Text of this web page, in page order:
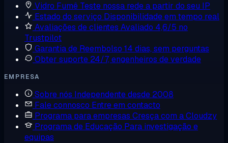
Vidro Fumê Teste nossa rede a partir do seu IP
Estado do serviço Disponibilidade em tempo real
Avaliações de clientes Avaliado 4,6/5 no
Trustpilot
Garantia de Reembolso 14 dias, sem perguntas
Obter suporte 24/7, engenheiros de verdade
EMPRESA
Sobre nós Independente desde 2008
Fale connosco Entre em contacto
Programa para empresas Cresça com a Cloudzy
Programa de Educação Para investigação e
equipas